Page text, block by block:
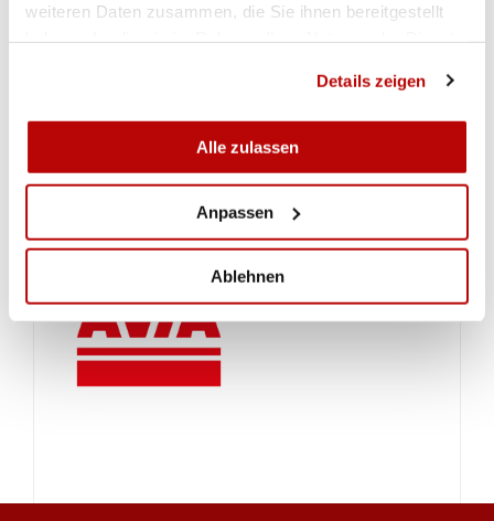
weiteren Daten zusammen, die Sie ihnen bereitgestellt
Details zeigen
Alle zulassen
Anpassen
Ablehnen